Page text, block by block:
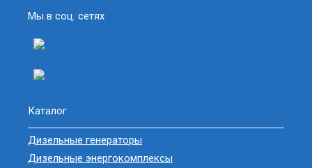
Мы в соц. сетях
Каталог
Дизельные генераторы
Дизельные энергокомплексы